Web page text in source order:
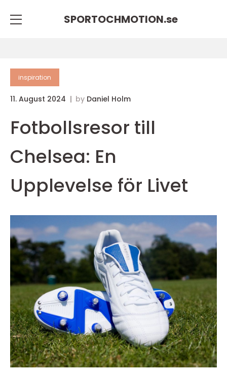
SPORTOCHMOTION.se
inspiration
11. August 2024 by Daniel Holm
Fotbollsresor till
Chelsea: En
Upplevelse för Livet